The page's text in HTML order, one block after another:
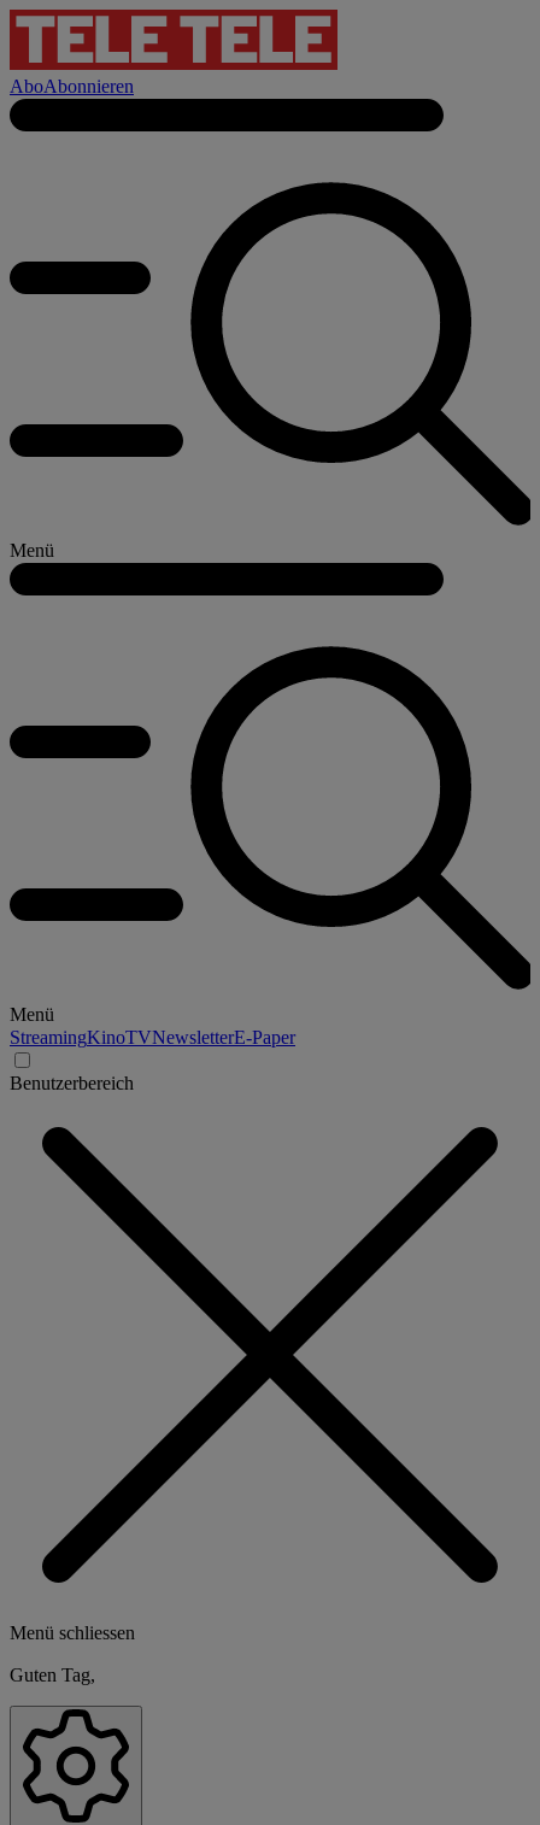
AboAbonnieren
Menü
Menü
StreamingKinoTVNewsletterE-Paper
Benutzerbereich
Menü schliessen
Guten Tag,